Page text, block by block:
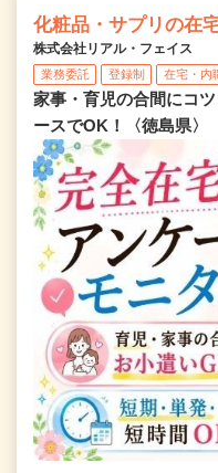
化粧品・サプリの在
株式会社リアル・フェイス
業務委託 登録制 在宅・内
家事・育児の合間にコ
ースでOK！〈徳島県〉